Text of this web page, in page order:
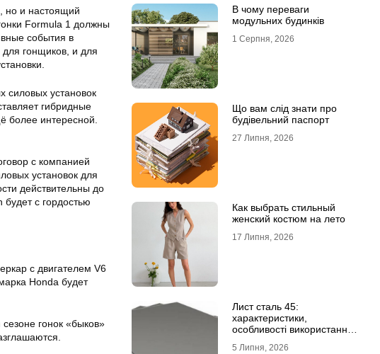
но и настоящий
Formula 1 должны
события в
гонщиков, и для
силовых установок
гибридные
более интересной.
с компанией
установок для
действительны до
с гордостью
с двигателем V6
Honda будет
гонок «быков»
В чому переваги
модульних будинків
1 Серпня, 2026
Що вам слід знати про
будівельний паспорт
27 Липня, 2026
Как выбрать стильный
женский костюм на лето
17 Липня, 2026
Лист сталь 45:
характеристики,
особливості використання
5 Липня, 2026